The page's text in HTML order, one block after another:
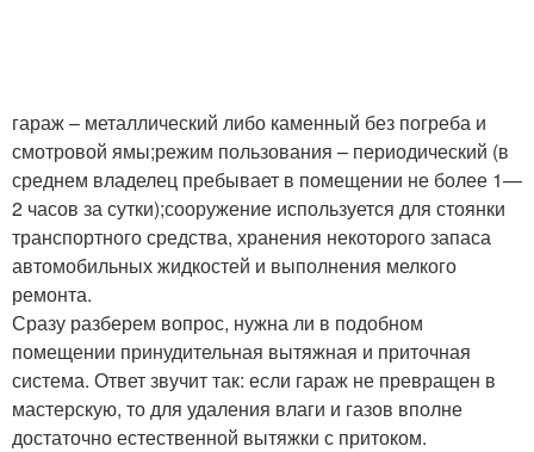
гараж – металлический либо каменный без погреба и
смотровой ямы;режим пользования – периодический (в
среднем владелец пребывает в помещении не более 1—
2 часов за сутки);сооружение используется для стоянки
транспортного средства, хранения некоторого запаса
автомобильных жидкостей и выполнения мелкого
ремонта.
Сразу разберем вопрос, нужна ли в подобном
помещении принудительная вытяжная и приточная
система. Ответ звучит так: если гараж не превращен в
мастерскую, то для удаления влаги и газов вполне
достаточно естественной вытяжки с притоком.